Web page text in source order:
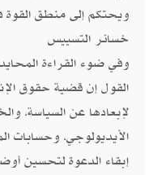
ويحتكم إلى منطق القوة
خسائر التسييس
وفي ضوء القراءة
القول إن قضية حقوق
لإبعادها عن السياسة،
الأيديولوجي، وحسابات
إبقاء الدعوة لتحسين